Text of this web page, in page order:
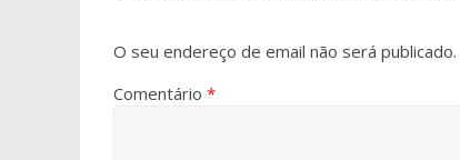
O seu endereço de email não será publicado.
Comentário *